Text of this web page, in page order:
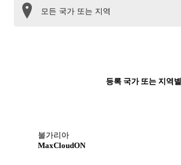
등록 국가 또는 지역별
불가리아
MaxCloudON